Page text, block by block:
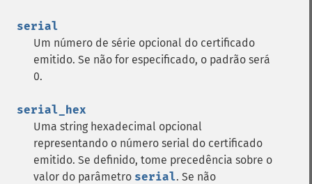
serial
Um número de série opcional do certificado
emitido. Se não for especificado, o padrão será
0.
serial_hex
Uma string hexadecimal opcional
representando o número serial do certificado
emitido. Se definido, tome precedência sobre o
valor do parâmetro serial. Se não